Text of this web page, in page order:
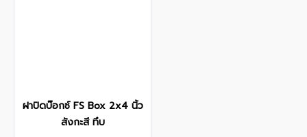
ฝาปิดบ๊อกซ์ FS Box 2x4 นิ้ว
สังกะสี ทึบ